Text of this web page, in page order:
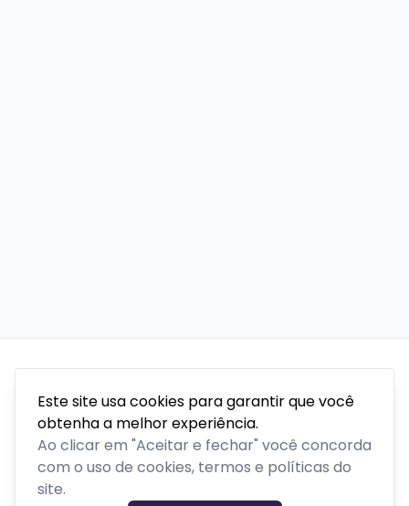
Este site usa cookies para garantir que você
obtenha a melhor experiência.
Ao clicar em "Aceitar e fechar" você concorda
com o uso de cookies, termos e políticas do
site.
Produção:
UESPA - União das Escolas de Samba de Porto Alegre
UECGAPA - União das Entidades Carnavalescas de Todos
os Grupos e Abrangentes de Porto Alegre